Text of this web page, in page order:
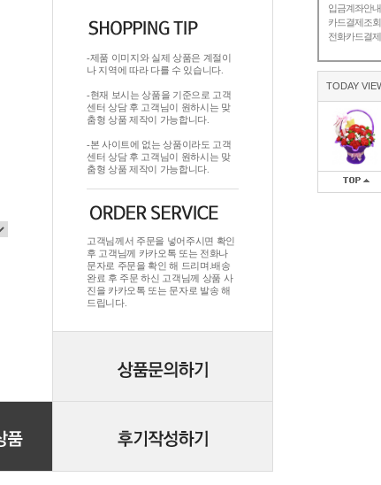
입금계좌안내
카드결제조회
전화카드결제
TODAY
-제품 이미지와 실제 상품은 계절이
나 지역에 따라 다를 수 있습니다.
-현재 보시는 상품을 기준으로 고객
센터 상담 후 고객님이 원하시는 맞
춤형 상품 제작이 가능합니다.
-본 사이트에 없는 상품이라도 고객
센터 상담 후 고객님이 원하시는 맞
춤형 상품 제작이 가능합니다.
고객님께서 주문을 넣어주시면 확인
후 고객님께 카카오톡 또는 전화나
문자로 주문을 확인 해 드리며.배송
완료 후 주문 하신 고객님께 상품 사
진을 카카오톡 또는 문자로 발송 해
드립니다.